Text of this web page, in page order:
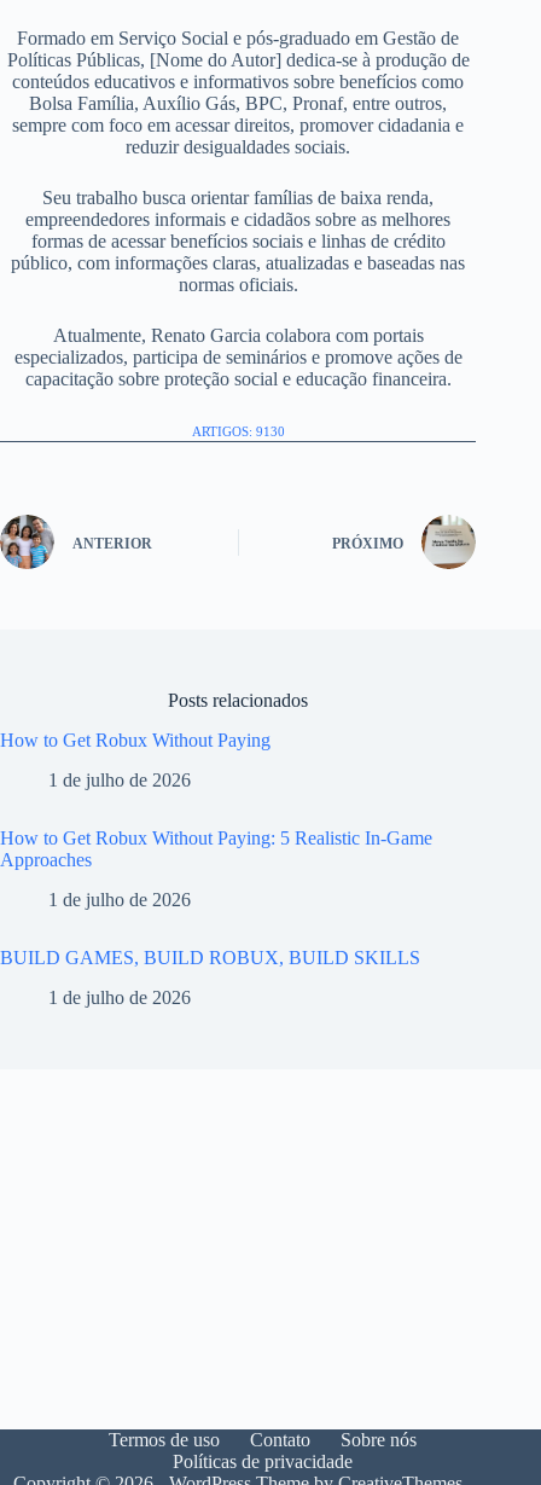
Formado em Serviço Social e pós-graduado em Gestão de
Políticas Públicas, [Nome do Autor] dedica-se à produção de
conteúdos educativos e informativos sobre benefícios como
Bolsa Família, Auxílio Gás, BPC, Pronaf, entre outros,
sempre com foco em acessar direitos, promover cidadania e
reduzir desigualdades sociais.
Seu trabalho busca orientar famílias de baixa renda,
empreendedores informais e cidadãos sobre as melhores
formas de acessar benefícios sociais e linhas de crédito
público, com informações claras, atualizadas e baseadas nas
normas oficiais.
Atualmente, Renato Garcia colabora com portais
especializados, participa de seminários e promove ações de
capacitação sobre proteção social e educação financeira.
ARTIGOS: 9130
ANTERIOR PRÓXIMO
Posts relacionados
How to Get Robux Without Paying
1 de julho de 2026
How to Get Robux Without Paying: 5 Realistic In-Game
Approaches
1 de julho de 2026
BUILD GAMES, BUILD ROBUX, BUILD SKILLS
1 de julho de 2026
Termos de uso Contato
Sobre nós
Políticas de privacidade